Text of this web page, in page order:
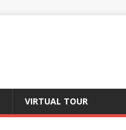
VIRTUAL TOUR